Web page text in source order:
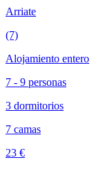
Arriate
(7)
Alojamiento entero
7 - 9 personas
3 dormitorios
7 camas
23 €